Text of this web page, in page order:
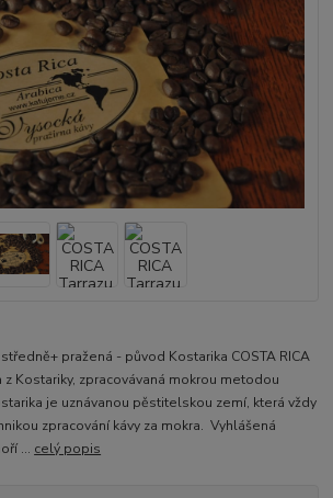
pražená - původ Kostarika COSTA RICA
z Kostariky, zpracovávaná mokrou metodou
je uznávanou pěstitelskou zemí, která vždy
zpracování kávy za mokra. Vyhlášená
... celý popis